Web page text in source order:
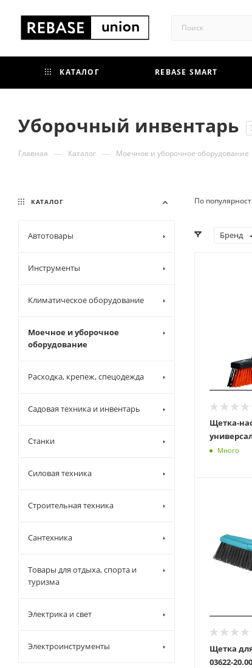
КАТАЛОГ REBASE SMART
Уборочный инвентарь
Главная — Каталог — Моечное и уборочное оборудование
По
Бренд
Щетка-
Много
Щетка
03622-
КАТАЛОГ
Автотовары
Инструменты
Климатическое оборудование
Моечное и уборочное
оборудование
Расходка, крепеж, спецодежда
Садовая техника и инвентарь
Станки
Силовая техника
Строительная техника
Сантехника
Товары для отдыха, спорта и
туризма
Электрика и свет
Электроинструменты